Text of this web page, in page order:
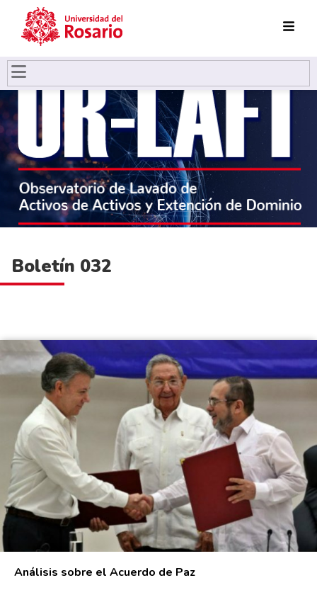
Pasar al contenido principal
Boletín 032
Análisis sobre el Acuerdo de Paz